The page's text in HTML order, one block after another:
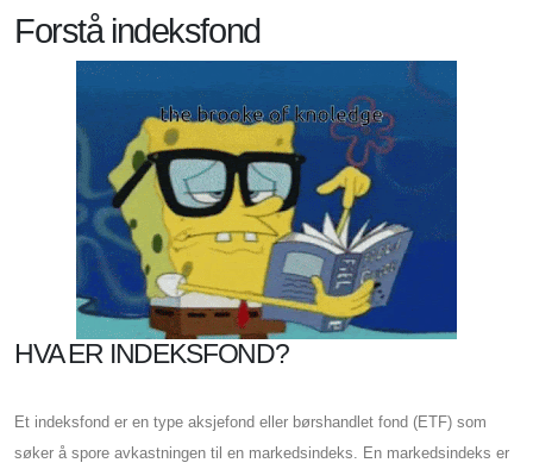
Forstå indeksfond
HVA ER INDEKSFOND?
Et indeksfond er en type aksjefond eller børshandlet fond (ETF) som
søker å spore avkastningen til en markedsindeks. En markedsindeks er